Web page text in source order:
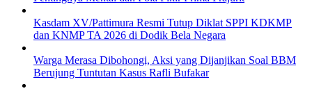
Kasdam XV/Pattimura Resmi Tutup Diklat SPPI KDKMP
dan KNMP TA 2026 di Dodik Bela Negara
Warga Merasa Dibohongi, Aksi yang Dijanjikan Soal BBM
Berujung Tuntutan Kasus Rafli Bufakar